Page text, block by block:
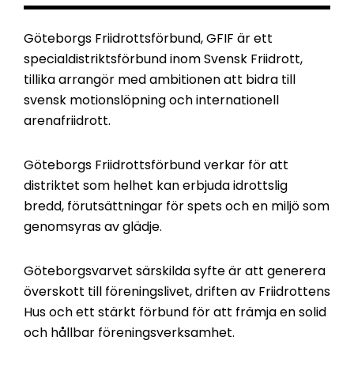
Göteborgs Friidrottsförbund, GFIF är ett
specialdistriktsförbund inom Svensk Friidrott,
tillika arrangör med ambitionen att bidra till
svensk motionslöpning och internationell
arenafriidrott.
Göteborgs Friidrottsförbund verkar för att
distriktet som helhet kan erbjuda idrottslig
bredd, förutsättningar för spets och en miljö som
genomsyras av glädje.
Göteborgsvarvet särskilda syfte är att generera
överskott till föreningslivet, driften av Friidrottens
Hus och ett stärkt förbund för att främja en solid
och hållbar föreningsverksamhet.